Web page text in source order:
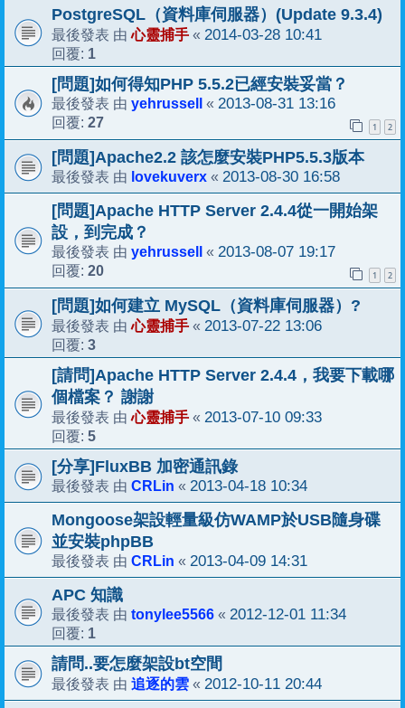
PostgreSQL（資料庫伺服器）(Update 9.3.4)
最後發表 由心靈捕手 « 2014-03-28 10:41
回覆: 1
[問題]如何得知PHP 5.5.2已經安裝妥當？
最後發表 由 yehrussell « 2013-08-31 13:16
回覆: 27 1 2
[問題]Apache2.2 該怎麼安裝PHP5.5.3版本
最後發表 由 lovekuverx « 2013-08-30 16:58
[問題]Apache HTTP Server 2.4.4從一開始架
設，到完成？
最後發表 由 yehrussell « 2013-08-07 19:17
回覆: 20 1 2
[問題]如何建立 MySQL（資料庫伺服器）?
最後發表 由心靈捕手 « 2013-07-22 13:06
回覆: 3
[請問]Apache HTTP Server 2.4.4，我要下載哪
個檔案？ 謝謝
最後發表 由心靈捕手 « 2013-07-10 09:33
回覆: 5
[分享]FluxBB 加密通訊錄
最後發表 由 CRLin « 2013-04-18 10:34
Mongoose架設輕量級仿WAMP於USB隨身碟
並安裝phpBB
最後發表 由 CRLin « 2013-04-09 14:31
APC 知識
最後發表 由 tonylee5566 « 2012-12-01 11:34
回覆: 1
請問..要怎麼架設bt空間
最後發表 由 追逐的雲 « 2012-10-11 20:44